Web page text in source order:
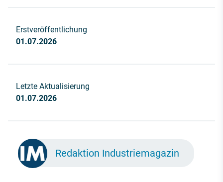
Erstveröffentlichung
01.07.2026
Letzte Aktualisierung
01.07.2026
Redaktion Industriemagazin